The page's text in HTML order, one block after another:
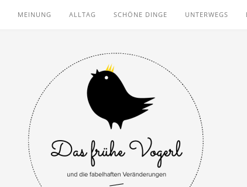
MEINUNG ALLTAG SCHÖNE DINGE UNTERWEGS